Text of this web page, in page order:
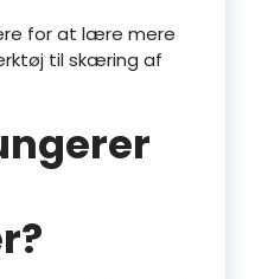
for at lære mere
til skæring af